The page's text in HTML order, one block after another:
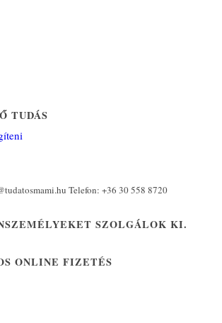
TUDÁS
Telefon: +36 30 558 8720
SZOLGÁLOK KI.
ONLINE FIZETÉS